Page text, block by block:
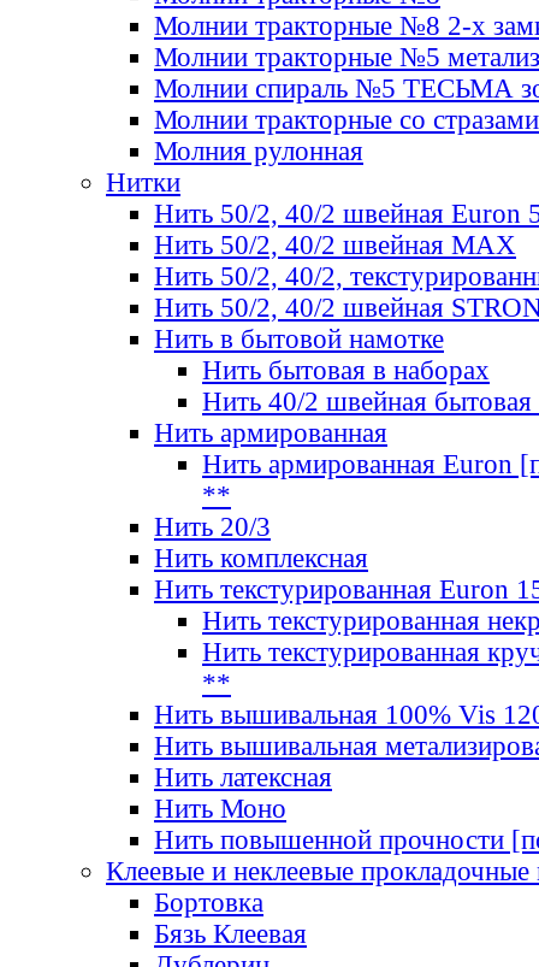
Молнии тракторные №8 2-х
Молнии тракторные №5
Молнии спираль №5 ТЕСЬМА
Молнии тракторные со стразами
Молния рулонная
Нитки
Нить 50/2, 40/2 швейная Euron
Нить 50/2, 40/2 швейная МАХ
Нить 50/2, 40/2,
Нить 50/2, 40/2 швейная
Нить в бытовой намотке
Нить бытовая в наборах
Нить 40/2 швейная бытовая
Нить армированная
Нить армированная Euron
**
Нить 20/3
Нить комплексная
Нить текстурированная Euron
Нить текстурированная
Нить текстурированная
**
Нить вышивальная 100% Vis
Нить вышивальная
Нить латексная
Нить Моно
Нить повышенной прочности
Клеевые и неклеевые прокладочные
Бортовка
Бязь Клеевая